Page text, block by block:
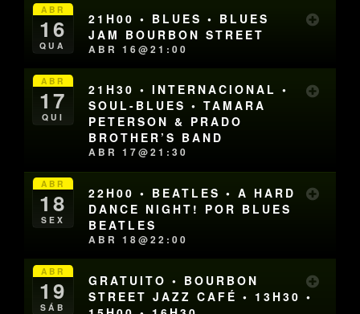
ABR
16
QUA
21H00 • BLUES • BLUES
JAM BOURBON STREET
ABR 16@21:00
ABR
17
QUI
21H30 • INTERNACIONAL •
SOUL-BLUES • TAMARA
PETERSON & PRADO
BROTHER’S BAND
ABR 17@21:30
ABR
18
SEX
22H00 • BEATLES • A HARD
DANCE NIGHT! POR BLUES
BEATLES
ABR 18@22:00
ABR
19
SÁB
GRATUITO • BOURBON
STREET JAZZ CAFÉ • 13H30 •